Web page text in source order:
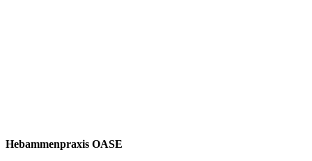
Hebammenpraxis OASE